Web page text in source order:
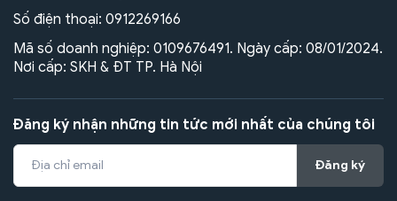
Số điện thoại: 0912269166
Mã số doanh nghiệp: 0109676491. Ngày cấp: 08/01/2024.
Nơi cấp: SKH & ĐT TP. Hà Nội
Đăng ký nhận những tin tức mới nhất của chúng tôi
Đăng ký